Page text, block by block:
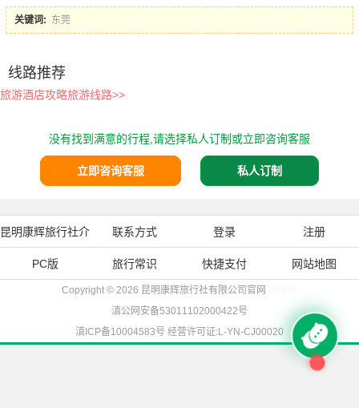
关键词: 东莞
线路推荐
旅游酒店攻略旅游线路>>
没有找到满意的行程,请选择私人订制或立即咨询客服
立即咨询客服 私人订制
昆明康辉旅行社介
绍
联系方式 登录 注册
PC版 旅行常识 快捷支付 网站地图
Copyright © 2026 昆明康辉旅行社有限公司官网
滇公网安备53011102000422号
滇ICP备10004583号 经营许可证:L-YN-CJ00020